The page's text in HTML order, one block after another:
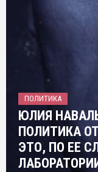
ПОЛИТИКА
ЮЛИЯ
ПОЛИТИКА
ЭТО, ПО ЕЕ